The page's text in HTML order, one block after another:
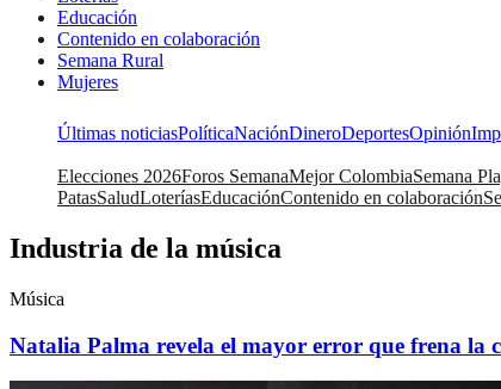
Educación
Contenido en colaboración
Semana Rural
Mujeres
Últimas noticiasPolíticaNaciónDineroDeportesOpinión
Elecciones 2026Foros SemanaMejor ColombiaSemana
PatasSaludLoteríasEducaciónContenido en colaboración
Industria de la música
Música
Natalia Palma revela el mayor error que frena la